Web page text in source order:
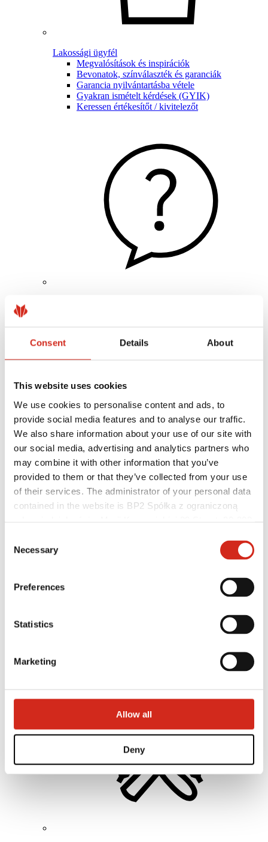
Consent Details About
This website uses cookies
We use cookies to personalise content and ads, to
provide social media features and to analyse our traffic.
We also share information about your use of our site with
our social media, advertising and analytics partners who
may combine it with other information that you’ve
provided to them or that they’ve collected from your use
of their services. The administrator of your personal data
contained in the website is BP2 Spółka z ograniczoną
121387608.
Selection
Necessary
Preferences
Statistics
Marketing
Allow all
Deny
Lakossági ügyfél
Megvalósítások és inspirációk
Bevonatok, színválaszték és garanciák
Garancia nyilvántartásba vétele
Gyakran ismételt kérdések (GYIK)
Keressen értékesítőt / kivitelezőt
Letölthető fájlok
Szakembereknek
Forgalmazók